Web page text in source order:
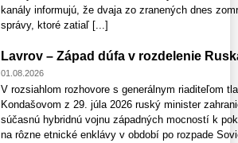
kanály informujú, že dvaja zo zranených dnes
správy, ktoré zatiaľ [...]
Lavrov – Západ dúfa v rozdelenie
01.08.2026
V rozsiahlom rozhovore s generálnym riaditeľom
Kondašovom z 29. júla 2026 ruský minister
súčasnú hybridnú vojnu západných mocností k
na rôzne etnické enklávy v období po rozpade